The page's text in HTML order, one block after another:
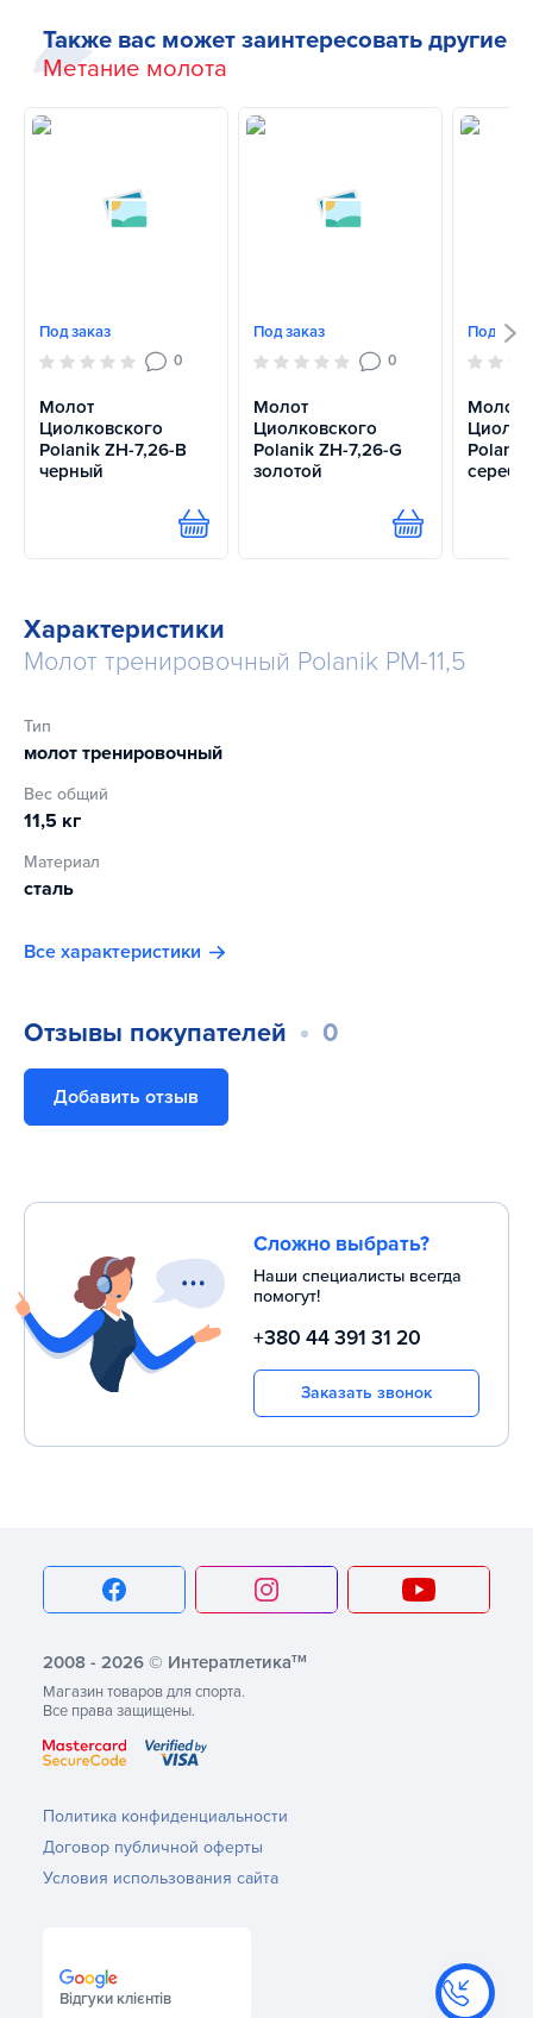
Также вас может заинтересовать другие
Метание молота
Под заказ
0
Молот
Циолковского
Polanik ZH-7,26-B
черный
Купить
Под заказ
0
Молот
Циолковского
Polanik ZH-7,26-G
золотой
Купить
Под
Молот
Polanik
Характеристики
Молот тренировочный Polanik PM-11,5
Тип
молот тренировочный
Вес общий
11,5 кг
Материал
сталь
Все характеристики
Отзывы покупателей 0
Добавить отзыв
Сложно выбрать?
Наши специалисты всегда
помогут!
+380 44 391 31 20
Заказать звонок
2008 - 2026 © Интератлетикатм
Магазин товаров для спорта.
Все права защищены.
Политика конфиденциальности
Договор публичной оферты
Условия использования сайта
Відгуки клієнтів